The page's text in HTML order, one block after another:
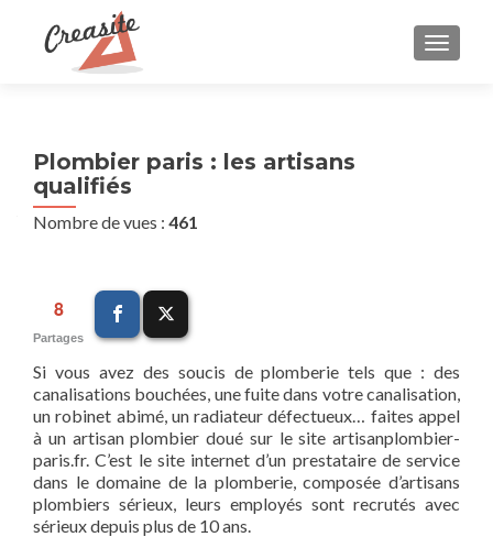
Plombier paris : les artisans
qualifiés
Nombre de vues : 461
8
Partages
Si vous avez des soucis de plomberie tels que : des
canalisations bouchées, une fuite dans votre canalisation,
un robinet abimé, un radiateur défectueux… faites appel
à un artisan plombier doué sur le site artisanplombier-
paris.fr. C’est le site internet d’un prestataire de service
dans le domaine de la plomberie, composée d’artisans
plombiers sérieux, leurs employés sont recrutés avec
sérieux depuis plus de 10 ans.